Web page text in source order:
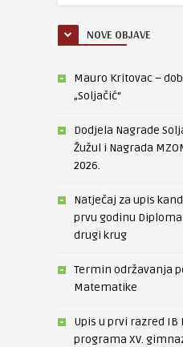
NOVE OBJAVE
Mauro Kritovac –
„Soljačić“
Dodjela Nagrade
Žužul i Nagrada
2026.
Natječaj za upis
prvu godinu
drugi krug
Termin održavanja
Matematike
Upis u prvi razred
programa XV.